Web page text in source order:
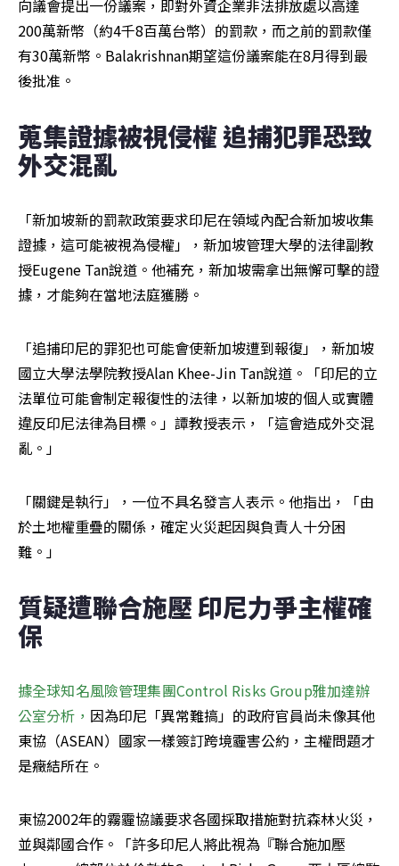
向議會提出一份議案，即對外資企業非法排放處以高達
200萬新幣（約4千8百萬台幣）的罰款，而之前的罰款僅
有30萬新幣。Balakrishnan期望這份議案能在8月得到最
後批准。
蒐集證據被視侵權 追捕犯罪恐致
外交混亂
「新加坡新的罰款政策要求印尼在領域內配合新加坡收集
證據，這可能被視為侵權」，新加坡管理大學的法律副教
授Eugene Tan說道。他補充，新加坡需拿出無懈可擊的證
據，才能夠在當地法庭獲勝。
「追捕印尼的罪犯也可能會使新加坡遭到報復」，新加坡
國立大學法學院教授Alan Khee-Jin Tan說道。「印尼的立
法單位可能會制定報復性的法律，以新加坡的個人或實體
違反印尼法律為目標。」譚教授表示，「這會造成外交混
亂。」
「關鍵是執行」，一位不具名發言人表示。他指出，「由
於土地權重疊的關係，確定火災起因與負責人十分困
難。」
質疑遭聯合施壓 印尼力爭主權確
保
據全球知名風險管理集團Control Risks Group雅加達辦
公室分析， 因為印尼「異常難搞」的政府官員尚未像其他
東協（ASEAN）國家一樣簽訂跨境霾害公約，主權問題才
是癥結所在。
東協2002年的霧霾協議要求各國採取措施對抗森林火災，
並與鄰國合作。「許多印尼人將此視為『聯合施加壓